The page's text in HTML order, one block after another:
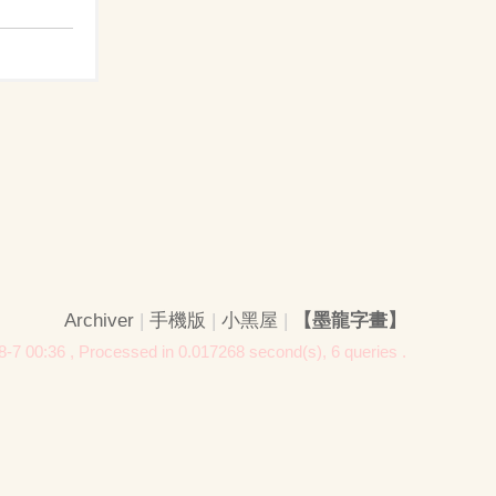
Archiver | 手機版 | 小黑屋 | 【墨龍字畫】
7 00:36 , Processed in 0.017268 second(s), 6 queries .